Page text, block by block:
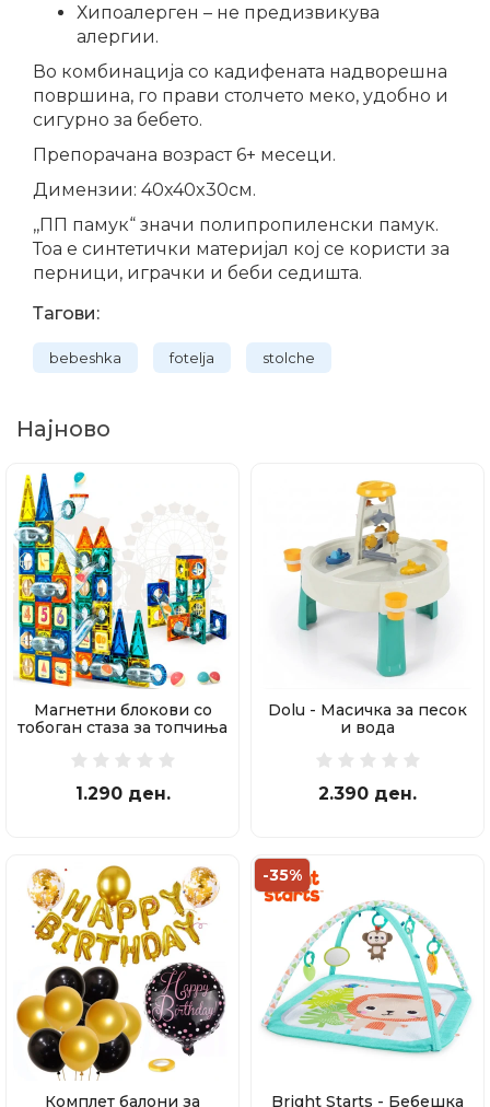
Хипоалерген – не предизвикува
алергии.
Во комбинација со кадифената надворешна
површина, го прави столчето меко, удобно и
сигурно за бебето.
Препорачана возраст 6+ месеци.
Димензии: 40x40x30см.
,,ПП памук“ значи полипропиленски памук.
Тоа е синтетички материјал кој се користи за
перници, играчки и беби седишта.
Тагови:
bebеshka fotelja stolche
Најново
Магнетни блокови со
тобоган стаза за топчиња
1.290 ден.
Dolu - Масичка за песок
и вода
2.390 ден.
Комплет балони за
-35%
Bright Starts - Бебешка